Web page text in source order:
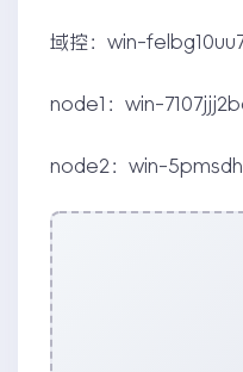
域控：win-
node1：win-
node2：win-